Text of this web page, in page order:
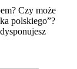
Czy może
polskiego”?